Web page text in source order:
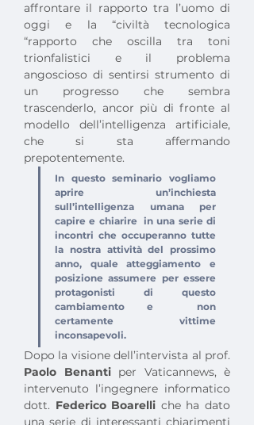
affrontare il rapporto tra l’uomo di
oggi e la “civiltà tecnologica
“rapporto che oscilla tra toni
trionfalistici e il problema
angoscioso di sentirsi strumento di
un progresso che sembra
trascenderlo, ancor più di fronte al
modello dell’intelligenza artificiale,
che si sta affermando
prepotentemente.
In questo seminario vogliamo
aprire un’inchiesta
sull’intelligenza umana per
capire e chiarire  in una serie di
incontri che occuperanno tutte
la nostra attività del prossimo
anno, quale atteggiamento e
posizione assumere per essere
protagonisti di questo
cambiamento e  non
certamente vittime
inconsapevoli.
Paolo Benanti per Vaticannews, è
intervenuto l’ingegnere informatico
dott. Federico Boarelli che ha dato
una serie di interessanti chiarimenti